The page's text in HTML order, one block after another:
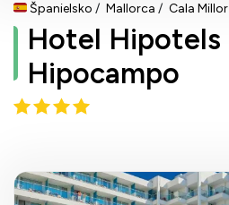
Španielsko Mallorca Cala Millor
Hotel Hipotels
Hipocampo